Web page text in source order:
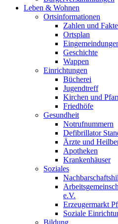
Leben & Wohnen
Ortsinformationen
Zahlen und
Ortsplan
Geschichte
Wappen
Einrichtungen
Bücherei
Jugendtreff
Kirchen und
Friedhöfe
Gesundheit
Notrufnummern
Defibrillator
Ärzte und
Apotheken
Krankenhäuser
Soziales
e.V.
Erzeugermarkt
Soziale
Bildung